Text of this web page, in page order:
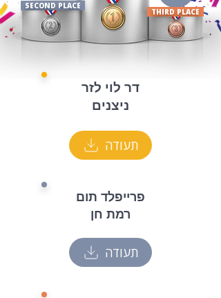
דר לוי לזר
ניצנים
תעודה
פרייפלד תום
רמת חן
תעודה
THIRD PLACE
SECOND PLACE